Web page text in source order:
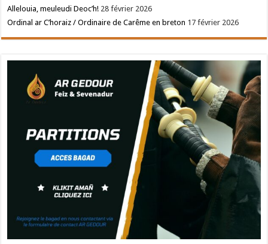
Allelouia, meuleudi Deoc’h! 28 février 2026
Ordinal ar C’horaiz / Ordinaire de Carême en breton 17 février 2026